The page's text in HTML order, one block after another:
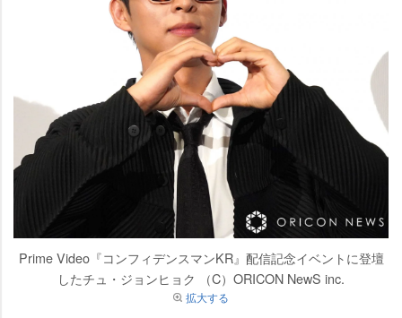
Prime Video『コンフィデンスマンKR』配信記念イベントに登壇
したチュ・ジョンヒョク （C）ORICON NewS inc.
拡大する